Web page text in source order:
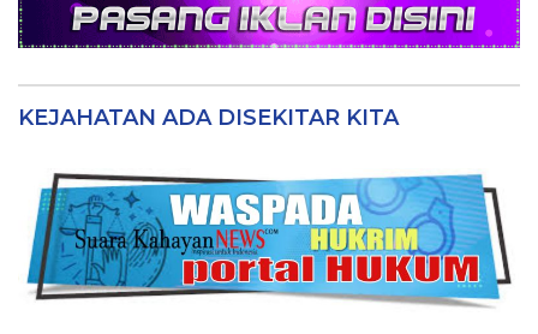
KEJAHATAN ADA DISEKITAR KITA